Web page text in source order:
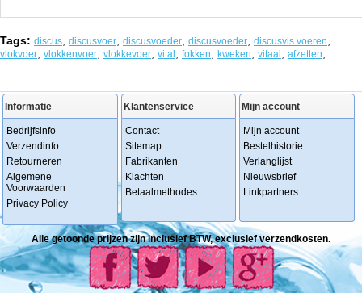
Tags: discus discusvoer discusvoeder discusvoeder discusvis voeren
vlokvoer vlokkenvoer vlokkevoer vital fokken kweken vitaal afzetten
Informatie
Bedrijfsinfo
Verzendinfo
Retourneren
Algemene
Voorwaarden
Privacy Policy
Klantenservice
Contact
Sitemap
Fabrikanten
Klachten
Betaalmethodes
Mijn account
Mijn account
Bestelhistorie
Verlanglijst
Nieuwsbrief
Linkpartners
Alle getoonde prijzen zijn inclusief BTW, exclusief verzendkosten.